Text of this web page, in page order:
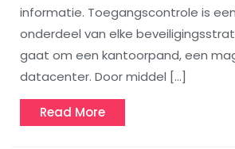
informatie. Toegangscontrole is
onderdeel van elke
gaat om een kantoorpand, een
datacenter. Door middel […]
Read MoreRead
More